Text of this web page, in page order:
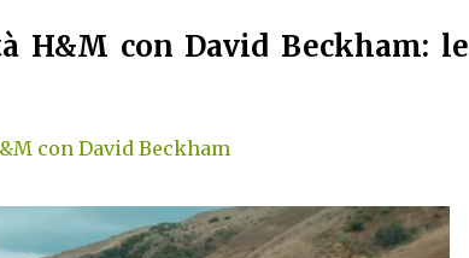
H&M con David Beckham: le
con David Beckham